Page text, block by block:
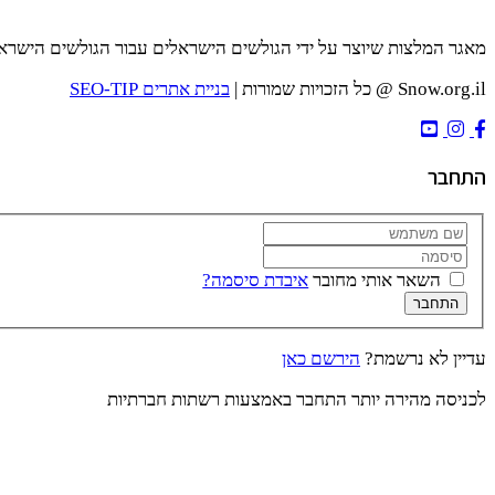
מאגר המלצות שיוצר על ידי הגולשים הישראלים עבור הגולשים
Snow.org.il @ כל הזכויות שמורות |
בניית אתרים SEO-TIP
התחבר
השאר אותי מחובר איבדת סיסמה?
התחבר
עדיין לא נרשמת? הירשם כאן
לכניסה מהירה יותר התחבר באמצעות רשתות חברתיות